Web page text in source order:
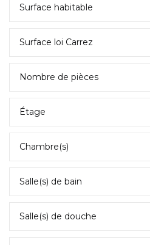
Surface habitable
Surface loi Carrez
Nombre de pièces
Étage
Chambre(s)
Salle(s) de bain
Salle(s) de douche